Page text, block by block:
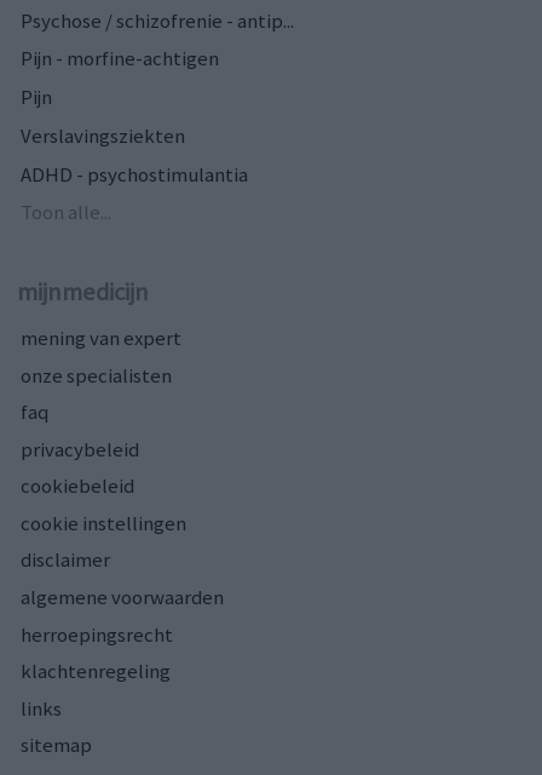
Psychose / schizofrenie - antip...
Pijn - morfine-achtigen
Pijn
Verslavingsziekten
ADHD - psychostimulantia
Toon alle...
mijnmedicijn
mening van expert
onze specialisten
faq
privacybeleid
cookiebeleid
cookie instellingen
disclaimer
algemene voorwaarden
herroepingsrecht
klachtenregeling
links
sitemap